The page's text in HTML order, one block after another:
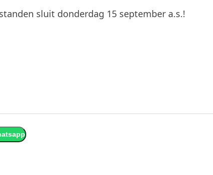
sluit donderdag 15 september a.s.!